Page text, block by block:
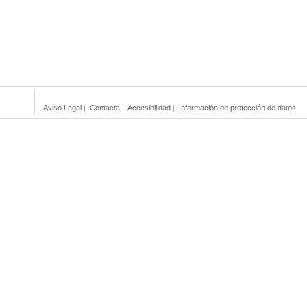
Aviso Legal | Contacta | Accesibilidad | Información de protección de datos